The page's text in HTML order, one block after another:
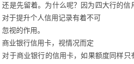
还是先留着。为什么呢？因为四大行的信
对于提升个人信用记录有着不可
忽视的作用。
商业银行信用卡，视情况而定
对于商业银行的信用卡，如果额度同样只